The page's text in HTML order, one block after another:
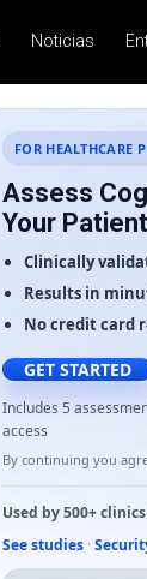
Noticias
FOR HEALTHCARE
Assess
Your
Clinically
Results in
No credit card
GET STARTED
Includes 5
access
By continuing you
Used by500+ clinics
See studies ·